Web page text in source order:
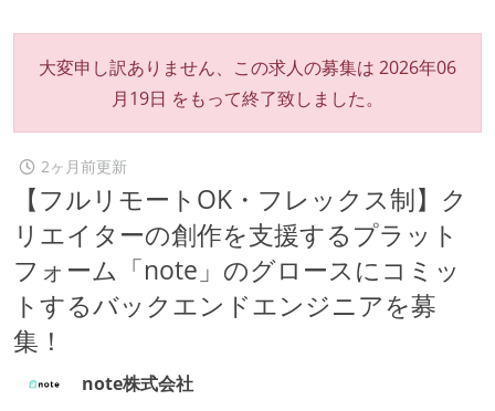
大変申し訳ありません、この求人の募集は 2026年06
月19日 をもって終了致しました。
2ヶ月前更新
【フルリモートOK・フレックス制】ク
リエイターの創作を支援するプラット
フォーム「note」のグロースにコミッ
トするバックエンドエンジニアを募
集！
note株式会社